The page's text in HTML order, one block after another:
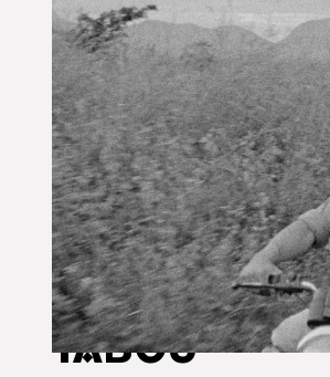
Accueil Programmation culturelle
TABOU